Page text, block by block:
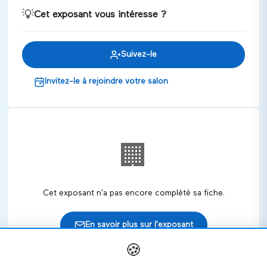
💡Cet exposant vous intéresse ?
Suivez-le
Invitez-le à rejoindre votre salon
🏢
Cet exposant n'a pas encore complété sa fiche.
En savoir plus sur l'exposant
🍪